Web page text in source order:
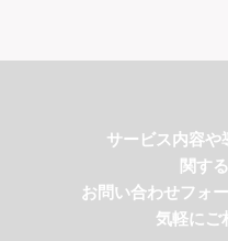
サービス内容や
関す
お問い合わせフォ
気軽にご